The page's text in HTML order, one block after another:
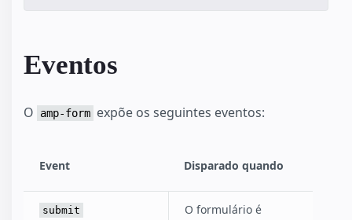
Eventos
O amp-form expõe os seguintes eventos:
Event Disparado quando
submit
O formulário é